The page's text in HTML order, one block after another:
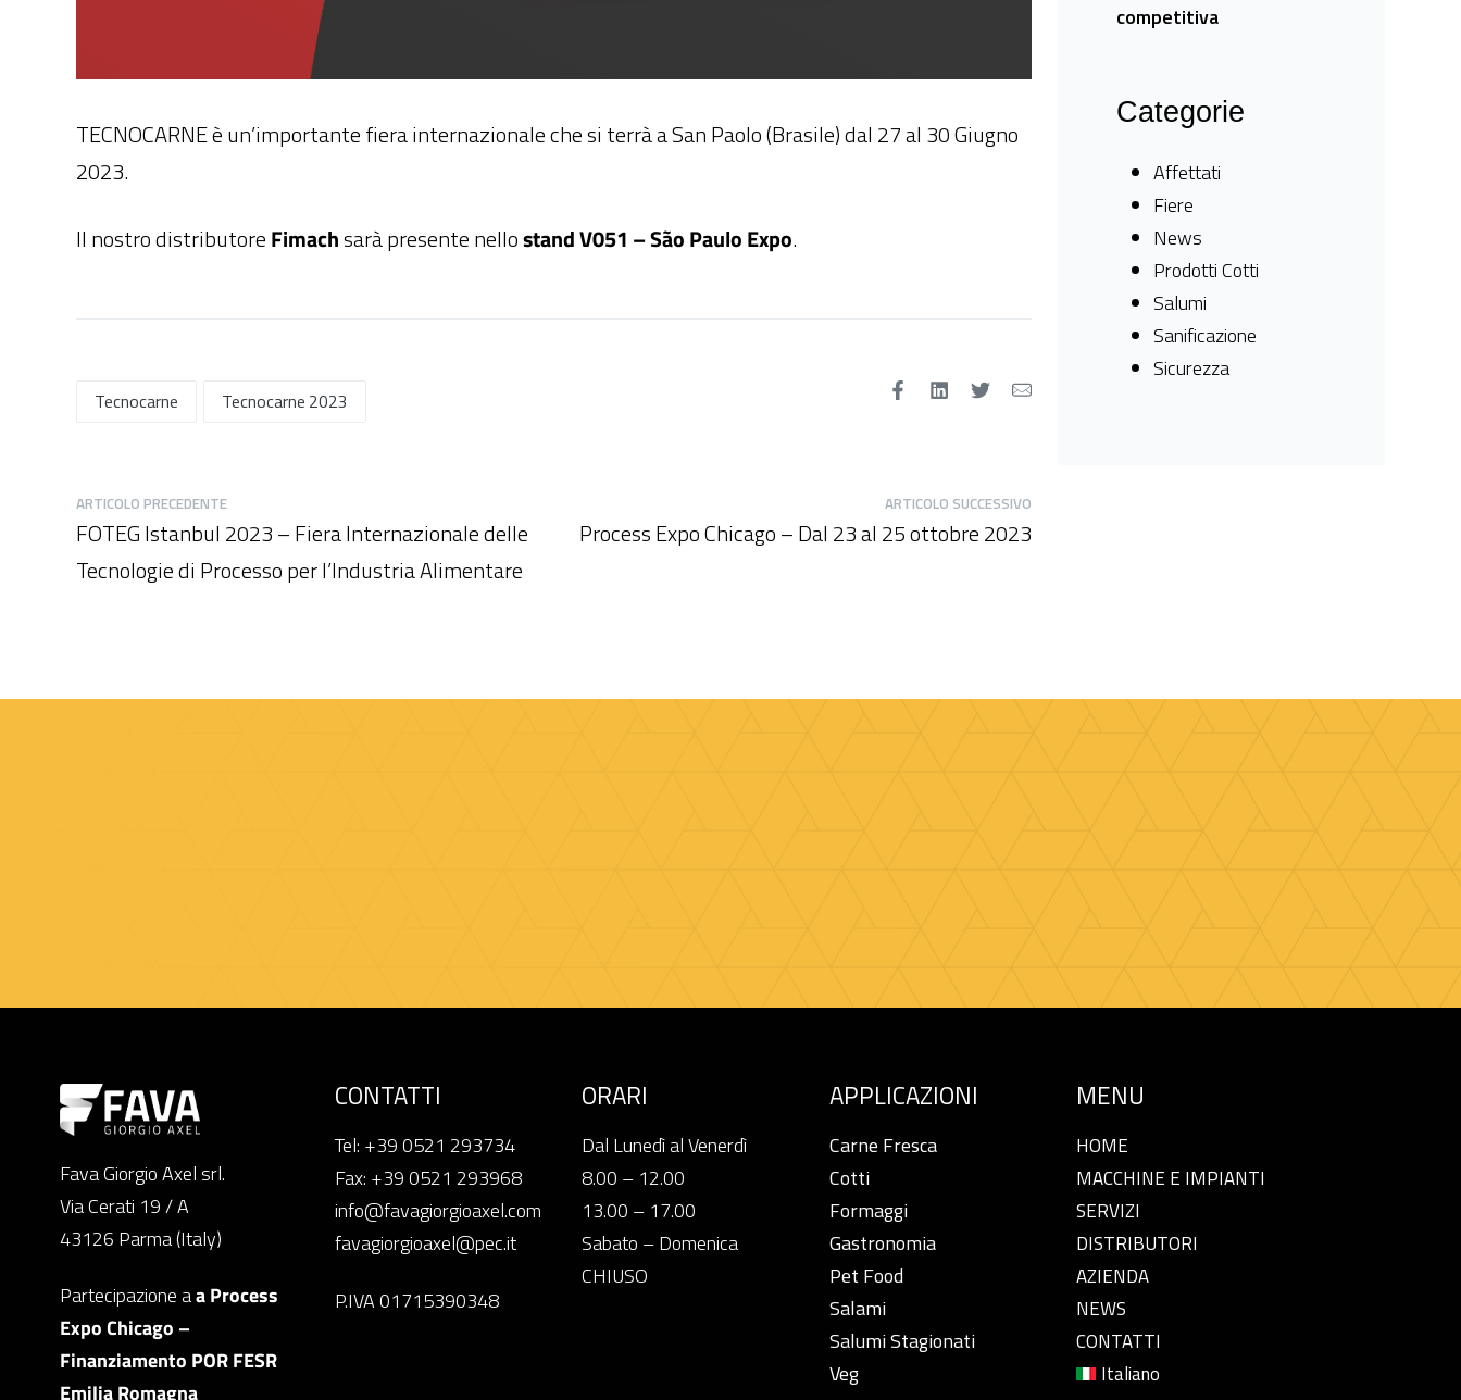
TECNOCARNE è un’importante fiera internazionale che si terrà a San Paolo (Brasile) dal 27 al 30 Giugno
2023.
Il nostro distributoreFimachsarà presente nellostand V051 – São Paulo Expo.
Tecnocarne Tecnocarne 2023
ARTICOLO PRECEDENTE
FOTEG Istanbul 2023 – Fiera Internazionale delle
Tecnologie di Processo per l’Industria Alimentare
ARTICOLO SUCCESSIVO
Process Expo Chicago – Dal 23 al 25 ottobre 2023
competitiva
Categorie
Affettati
Fiere
News
Prodotti Cotti
Salumi
Sanificazione
Sicurezza
Fava Giorgio Axel srl.
Via Cerati 19 / A
43126 Parma (Italy)
Partecipazione aa Process
Expo Chicago –
Finanziamento POR FESR
Emilia Romagna
CONTATTI
Tel: +39 0521 293734
Fax: +39 0521 293968
info@favagiorgioaxel.com
favagiorgioaxel@pec.it
P.IVA 01715390348
ORARI
Dal Lunedì al Venerdì
8.00 – 12.00
13.00 – 17.00
Sabato – Domenica
CHIUSO
APPLICAZIONI
Carne Fresca
Cotti
Formaggi
Gastronomia
Pet Food
Salami
Salumi Stagionati
Veg
MENU
HOME
MACCHINE E IMPIANTI
SERVIZI
DISTRIBUTORI
AZIENDA
NEWS
CONTATTI
Italiano